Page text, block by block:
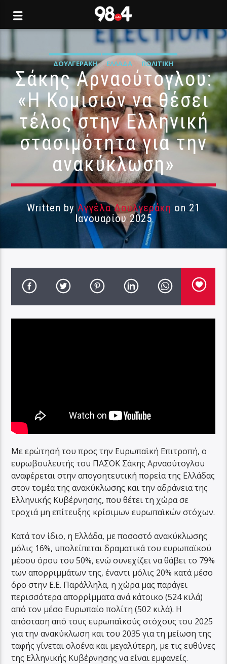
ΔΟΥΛΓΕΡΆΚΗ ΕΛΛΆΔΑ ΠΟΛΙΤΙΚΉ
Σάκης Αρναούτογλου:
«Η Κομισιόν να θέσει
τέλος στην Ελληνική
στασιμότητα για την
ανακύκλωση»
Written byΑγγέλα Δουλγεράκη on 21
Ιανουαρίου 2025
Με ερώτησή του προς την Ευρωπαϊκή Επιτροπή, ο
ευρωβουλευτής του ΠΑΣΟΚ Σάκης Αρναούτογλου
αναφέρεται στην απογοητευτική πορεία της Ελλάδας
στον τομέα της ανακύκλωσης και την αδράνεια της
Ελληνικής Κυβέρνησης, που θέτει τη χώρα σε
τροχιά μη επίτευξης κρίσιμων ευρωπαϊκών στόχων.
Κατά τον ίδιο, η Ελλάδα, με ποσοστό ανακύκλωσης
μόλις 16%, υπολείπεται δραματικά του ευρωπαϊκού
μέσου όρου του 50%, ενώ συνεχίζει να θάβει το 79%
των απορριμμάτων της, έναντι μόλις 20% κατά μέσο
όρο στην Ε.Ε. Παράλληλα, η χώρα μας παράγει
περισσότερα απορρίμματα ανά κάτοικο (524 κιλά)
από τον μέσο Ευρωπαίο πολίτη (502 κιλά). Η
απόσταση από τους ευρωπαϊκούς στόχους του 2025
για την ανακύκλωση και του 2035 για τη μείωση της
ταφής γίνεται ολοένα και μεγαλύτερη, με τις ευθύνες
της Ελληνικής Κυβέρνησης να είναι εμφανείς.